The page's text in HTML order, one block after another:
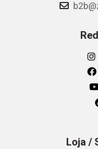
Loja /